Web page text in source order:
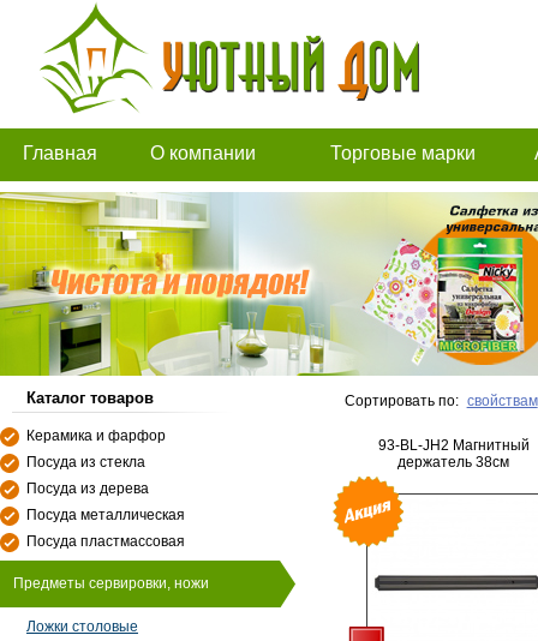
Главная О компании Торговые марки
Каталог товаров
Керамика и фарфор
Посуда из стекла
Посуда из дерева
Посуда металлическая
Посуда пластмассовая
Предметы сервировки, ножи
Ложки столовые
Сортировать по: свойствам
93-BL-JH2 Магнитный
держатель 38см